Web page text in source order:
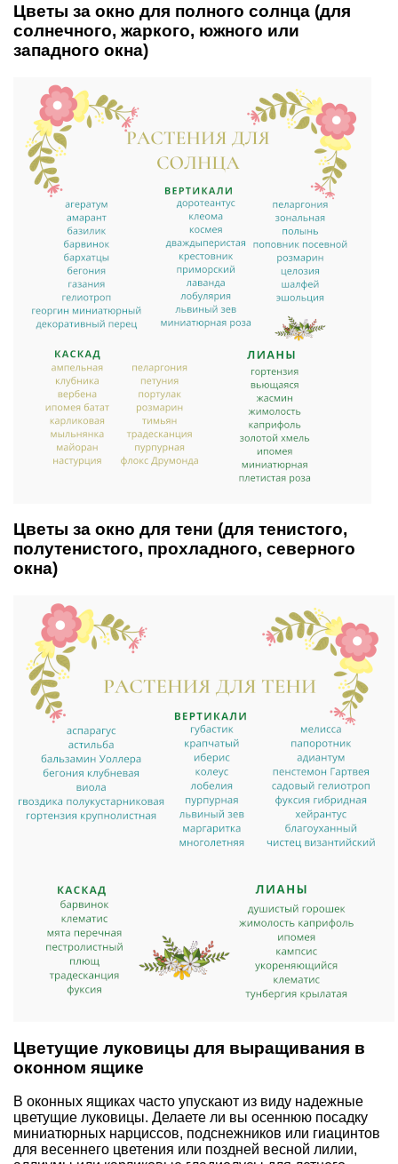
Цветы за окно для полного солнца (для
солнечного, жаркого, южного или
западного окна)
Цветы за окно для тени (для тенистого,
полутенистого, прохладного, северного
окна)
Цветущие луковицы для выращивания в
оконном ящике
В оконных ящиках часто упускают из виду надежные
цветущие луковицы. Делаете ли вы осеннюю посадку
миниатюрных нарциссов, подснежников или гиацинтов
для весеннего цветения или поздней весной лилии,